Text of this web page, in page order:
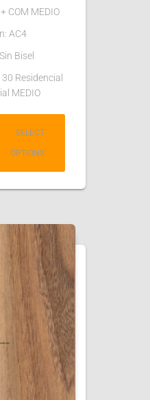
COM MEDIO
AC4
Bisel
Residencial
MEDIO
SELECT
OPTIONS